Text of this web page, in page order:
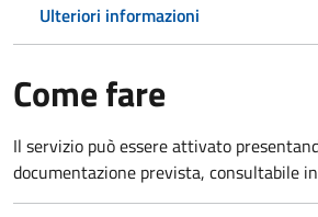
Ulteriori informazioni
Come fare
Il servizio può essere attivato
documentazione prevista, consultabile